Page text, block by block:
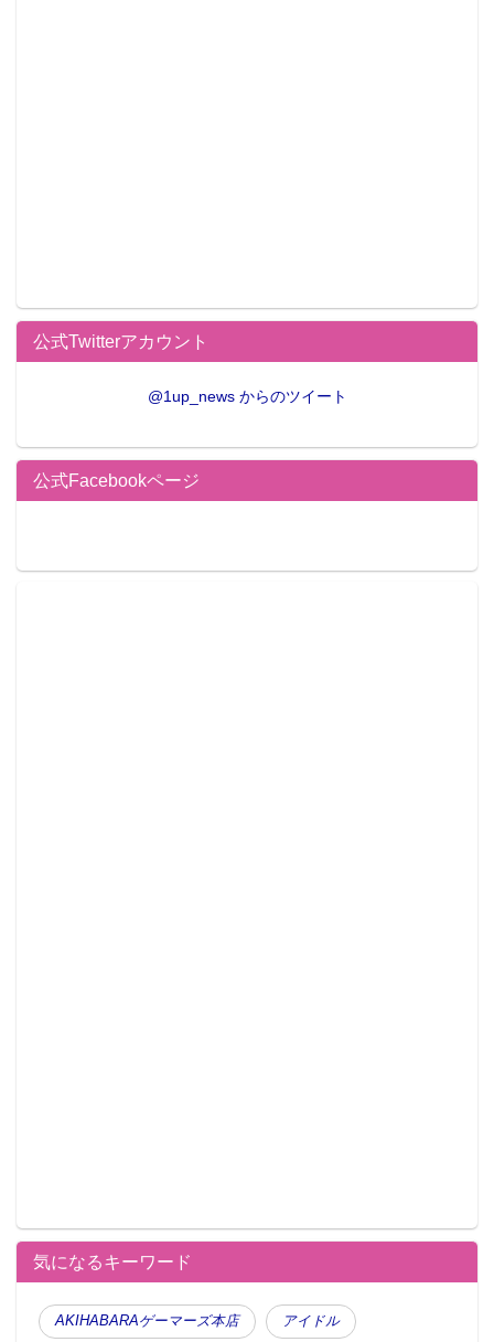
公式Twitterアカウント
@1up_news からのツイート
公式Facebookページ
気になるキーワード
AKIHABARAゲーマーズ本店 アイドル